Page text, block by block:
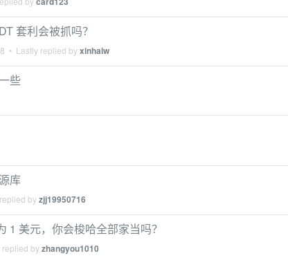
套利会被抓吗？
• Lastly replied byxinhaiw
些
库
byzjj19950716
1 美元，你会梭哈全部家当吗？
replied byzhangyou1010